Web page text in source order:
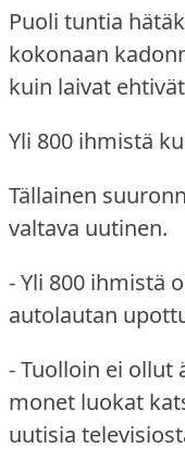
Puoli tuntia
kokonaan
kuin laivat
Yli 800 ihmistä
Tällainen
valtava uutinen.
- Yli 800 ihmistä
autolautan
- Tuolloin ei ollut
monet luokat
uutisia